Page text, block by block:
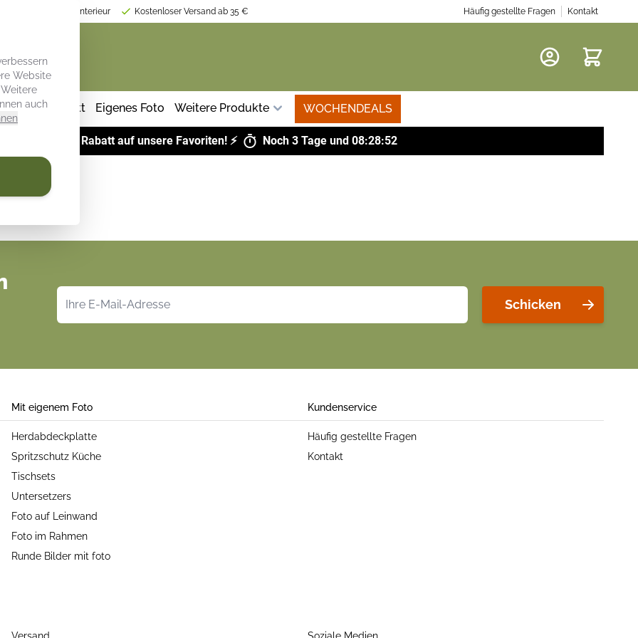
Website
auch
für Ihr Kücheninterieur Kostenloser Versand ab 35 € Häufig gestellte Fragen Kontakt
Küche Tablett Eigenes Foto Weitere Produkte WOCHENDEALS
Bis zu 43 % Rabatt auf unsere Favoriten! ⚡ Noch 3 Tage und 08:28:52
E-Mailadresse
Schicken
Mit eigenem Foto
Herdabdeckplatte
Spritzschutz Küche
Tischsets
Untersetzers
Foto auf Leinwand
Foto im Rahmen
Runde Bilder mit foto
Kundenservice
Häufig gestellte Fragen
Kontakt
Versand Soziale Medien